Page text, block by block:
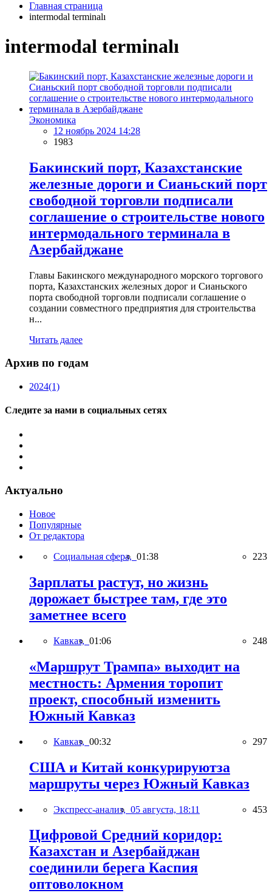
Главная страница
intermodal terminalı
intermodal terminalı
Экономика
12 ноябрь 2024 14:28
1983
Бакинский порт, Казахстанские
железные дороги и Сианьский порт
свободной торговли подписали
соглашение о строительстве нового
интермодального терминала в
Азербайджане
Главы Бакинского международного морского торгового
порта, Казахстанских железных дорог и Сианьского
порта свободной торговли подписали соглашение о
создании совместного предприятия для строительства
н...
Читать далее
Архив по годам
2024(1)
Следите за нами в социальных сетях
Актуально
Новое
Популярные
От редактора
Социальная сфера, 01:38 223
Зарплаты растут, но жизнь
дорожает быстрее там, где это
заметнее всего
Кавказ, 01:06 248
«Маршрут Трампа» выходит на
местность: Армения торопит
проект, способный изменить
Южный Кавказ
Кавказ, 00:32 297
США и Китай конкурируютза
маршруты через Южный Кавказ
Экспресс-анализ, 05 августа, 18:11 453
Цифровой Средний коридор:
Казахстан и Азербайджан
соединили берега Каспия
оптоволокном